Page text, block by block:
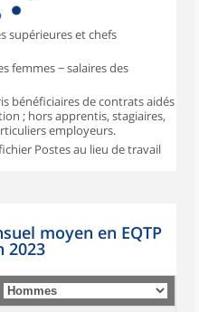
supérieures et chefs
femmes − salaires des
bénéficiaires de contrats aidés
; hors apprentis, stagiaires,
employeurs.
Postes au lieu de travail
moyen en EQTP
2023